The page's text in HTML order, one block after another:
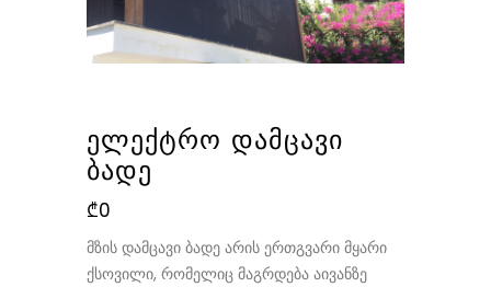
ᲔᲚᲔᲥᲢᲠᲝ ᲓᲐᲛᲪᲐᲕᲘ
ᲑᲐᲓᲔ
₾0
მზის დამცავი ბადე არის ერთგვარი მყარი
ქსოვილი, რომელიც მაგრდება აივანზე